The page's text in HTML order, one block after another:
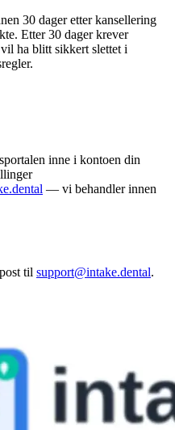
30 dager etter kansellering
Etter 30 dager krever
ha blitt sikkert slettet i
inne i kontoen din
— vi behandler innen
til support@intake.dental.